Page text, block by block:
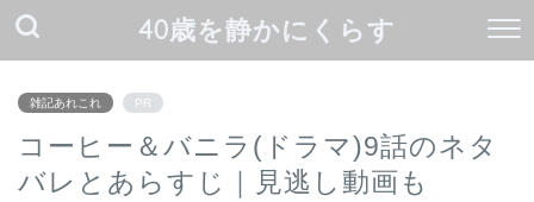
40歳を静かにくらす
雑記あれこれ PR
コーヒー＆バニラ(ドラマ)9話のネタ
バレとあらすじ｜見逃し動画も